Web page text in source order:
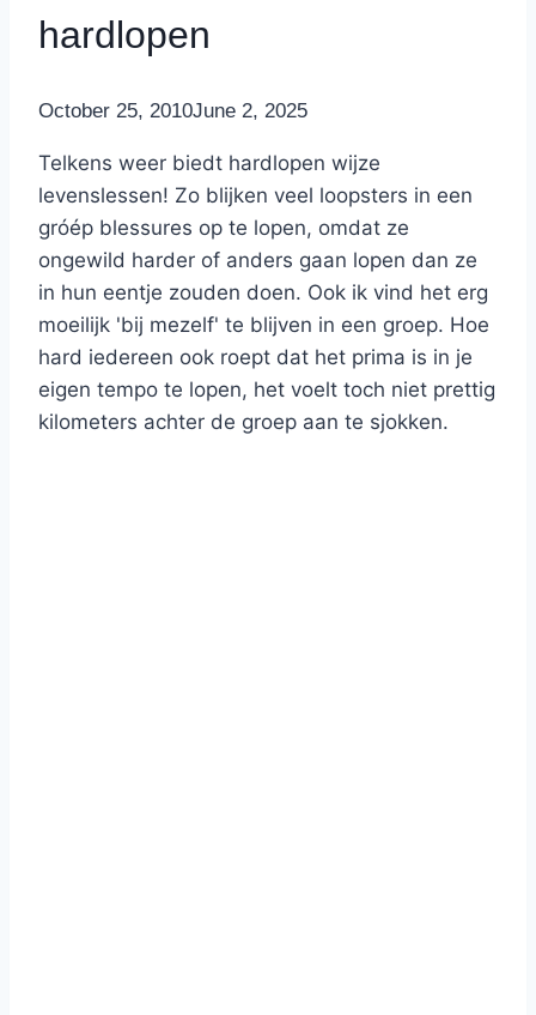
hardlopen
ByNicole
October 25, 2010June 2, 2025
Telkens weer biedt hardlopen wijze
levenslessen! Zo blijken veel loopsters in een
gróép blessures op te lopen, omdat ze
ongewild harder of anders gaan lopen dan ze
in hun eentje zouden doen. Ook ik vind het erg
moeilijk 'bij mezelf' te blijven in een groep. Hoe
hard iedereen ook roept dat het prima is in je
eigen tempo te lopen, het voelt toch niet prettig
kilometers achter de groep aan te sjokken.